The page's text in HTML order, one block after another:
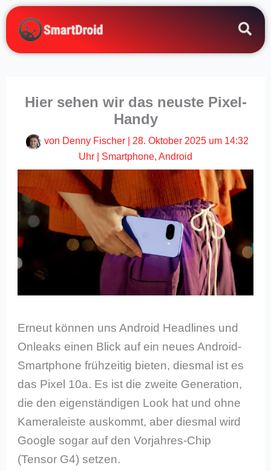
Zum
Inhalt
springen
Hier sehen wir das neuste Pixel-
Handy
von Denny Fischer
28. Oktober 2025 um 14:32
Uhr
Smartphone, Android
Erneut können uns Android Headlines und
Onleaks einen Blick auf ein neues Android-
Smartphone frühzeitig bieten, diesmal ist es
das Pixel 10a. Es ist die zweite Generation,
die den eigenständigen Look hat und ohne
Kameraleiste auskommt, aber diesmal wird
Google sogar auf den Vorjahres-Chip
(Tensor G4) setzen.